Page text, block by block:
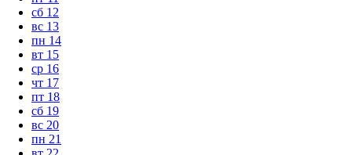
сб 12
вс 13
пн 14
вт 15
ср 16
чт 17
пт 18
сб 19
вс 20
пн 21